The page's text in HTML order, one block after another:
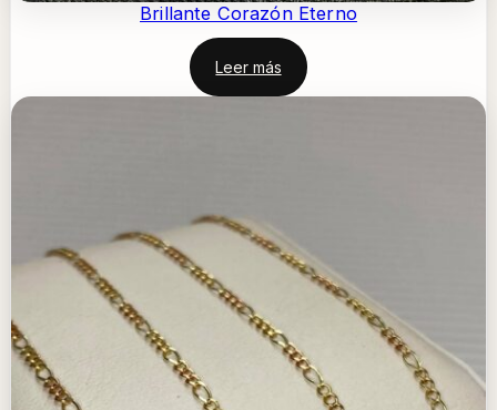
Brillante Corazón Eterno
Leer más